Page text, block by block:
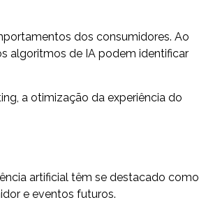
dos consumidores. Ao
algoritmos de IA podem identificar
a otimização da experiência do
artificial têm se destacado como
e eventos futuros.